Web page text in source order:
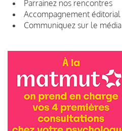
Parrainez nos rencontres
Accompagnement éditorial
Communiquez sur le média